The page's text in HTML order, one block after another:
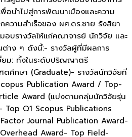
อนำไปสู่การพัฒนาเมืองและความ
วามสำเร็จของ ผศ.ดร.ชาย รังสิยา
อบรางวัลให้แก่คณาจารย์ นักวิจัย และ
าง ๆ ดังนี้:- รางวัลผู้ที่มีผลการ
ยม: ทั้งในระดับปริญญาตรี
ศึกษา (Graduate)- รางวัลนักวิจัยที่
Publication Award / Top-
Award (แบ่งตามกลุ่มนักวิจัยรุ่น
Top Q1 Scopus Publications
Journal Publication Award-
Award- Top Field-